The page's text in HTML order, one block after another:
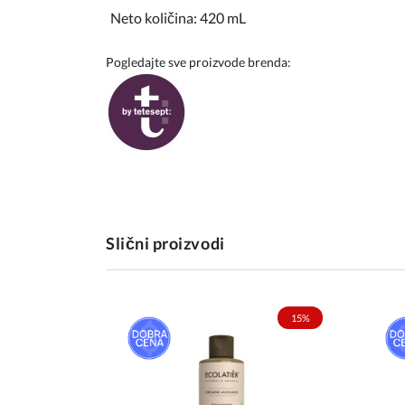
Neto količina: 420 mL
Pogledajte sve proizvode brenda:
Slični proizvodi
15%